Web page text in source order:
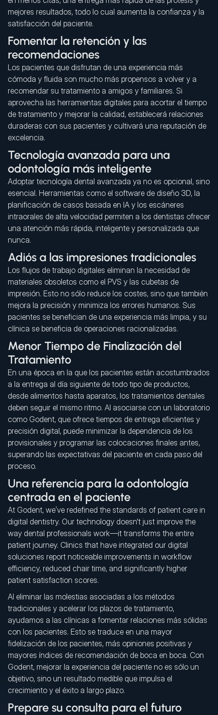
mejores resultados, todo lo cual aumenta la confianza y la
satisfacción del paciente.
Fomentar la retención y las
recomendaciones
Los pacientes que disfrutan de una experiencia más
cómoda y fluida son mucho más propensos a volver y a
recomendar su tratamiento a amigos y familiares. Si
aprovecha las herramientas digitales para acortar el tiempo
de tratamiento y mejorar la calidad, establecerá relaciones
duraderas con sus pacientes y cultivará una reputación de
excelencia.
Tecnología avanzada para una
odontología más inteligente
Adoptar tecnología dental avanzada ya no es opcional, sino
esencial. Herramientas como el software de diseño 3D, la
planificación de casos basada en IA y los escáneres
intraorales de alta velocidad permiten a los dentistas ofrecer
una atención más rápida, inteligente y personalizada que
nunca.
Adiós a las impresiones tradicionales
Los flujos de trabajo digitales eliminan la necesidad de
materiales obsoletos como el PVS y las cubetas de
impresión. Esto no sólo reduce los costes, sino que también
mejora la precisión y minimiza los errores humanos. Sus
pacientes se benefician de una experiencia más limpia, y su
clínica se beneficia de operaciones racionalizadas.
Menor Tiempo de Finalización del
Tratamiento
En una época en la que los pacientes están acostumbrados
a la entrega al día siguiente de todo tipo de productos,
desde alimentos hasta aparatos, los tratamientos dentales
deben seguir el mismo ritmo. Al asociarse con un laboratorio
como Godent, que ofrece tiempos de entrega eficientes y
precisión digital, puede minimizar la dependencia de los
provisionales y programar las colocaciones finales antes,
superando las expectativas del paciente en cada paso del
proceso.
Una referencia para la odontología
centrada en el paciente
At Godent, we’ve redefined the standards of patient care in
digital dentistry. Our technology doesn't just improve the
way dental professionals work—it transforms the entire
patient journey. Clinics that have integrated our digital
soluciones report noticeable improvements in workflow
efficiency, reduced chair time, and significantly higher
patient satisfaction scores.
Al eliminar las molestias asociadas a los métodos
tradicionales y acelerar los plazos de tratamiento,
ayudamos a las clínicas a fomentar relaciones más sólidas
con los pacientes. Esto se traduce en una mayor
fidelización de los pacientes, más opiniones positivas y
mayores índices de recomendación de boca en boca. Con
Godent, mejorar la experiencia del paciente no es sólo un
objetivo, sino un resultado medible que impulsa el
crecimiento y el éxito a largo plazo.
Prepare su consulta para el futuro